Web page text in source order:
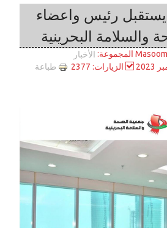
يستقبل رئيس واعضاء
والسلامة البحرينية
المجموعة: الأخبار
الزيارات: 2377 طباعة